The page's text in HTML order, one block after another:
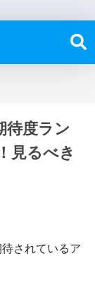
待度ラン
見るべき
されているア